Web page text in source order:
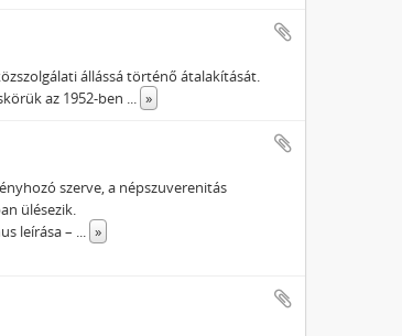
állássá történő átalakítását.
az 1952-ben ... »
szerve, a népszuverenitás
ülésezik.
leírása – ... »